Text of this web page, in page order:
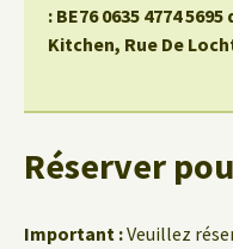
: BE76 0635 4774
Kitchen, Rue De
Réserver
Important :Veuillez